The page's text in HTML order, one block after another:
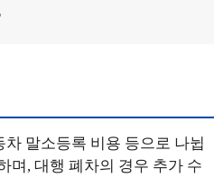
말소등록 비용 등으로 나뉩
며, 대행 폐차의 경우 추가 수